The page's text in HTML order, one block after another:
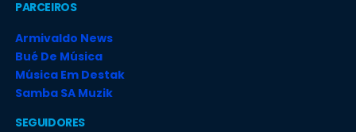
PARCEIROS
Armivaldo News
Bué De Música
Música Em Destak
Samba SA Muzik
SEGUIDORES